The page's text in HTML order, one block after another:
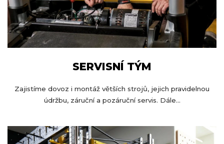
SERVISNÍ TÝM
Zajistíme dovoz i montáž větších strojů, jejich pravidelnou
údržbu, záruční a pozáruční servis. Dále...